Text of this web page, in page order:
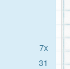
7x
31